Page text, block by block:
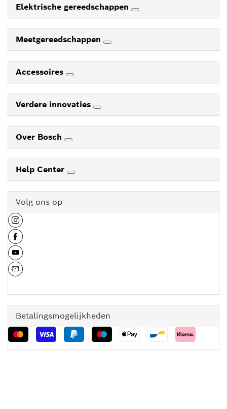
Elektrische gereedschappen
Meetgereedschappen
Accessoires
Verdere innovaties
Over Bosch
Help Center
Volg ons op
Betalingsmogelijkheden